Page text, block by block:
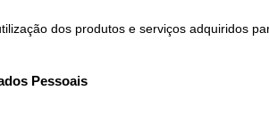
dos produtos e serviços adquiridos
Pessoais